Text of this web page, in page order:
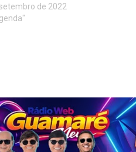
de 2022